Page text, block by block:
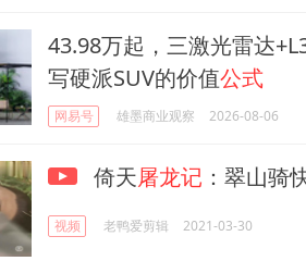
43.98万起，三激光雷达
写硬派SUV的价值公式
网易号 雄墨商业观察 2026-08-06
倚天屠龙记 ：翠山骑
视频 老鸭爱剪辑 2021-03-30